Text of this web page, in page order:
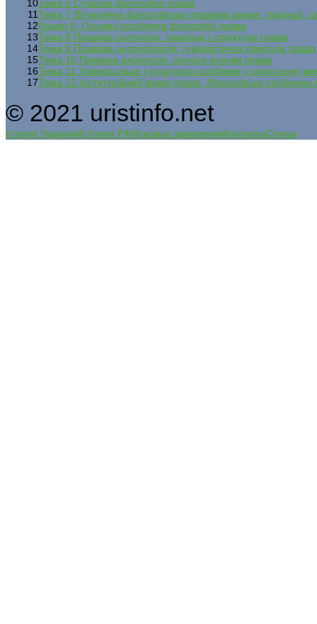
10 Тема 6 Сучасна філософія права
11Тема 7 Вітчизняна філософсько-правова думка: традиції,
12Розділ ІІ. Основні проблеми філософії права
13Тема 8 Правова онтологія: природа і структура права
14Тема 9 Правова антропологія: гуманістична природа права
15Тема 10 Правова аксіологія: ціннісні основи права
16Тема 11 Універсальне і культурно-особливе у ціннісному
17Тема 12 Інституційний вимір права. Філософські проблеми
© 2021 uristinfo.net
Історія УкраїниИстория РФИсковые заявленияКонтактыСтатьи